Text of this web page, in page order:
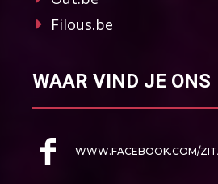
Filous.be
WAAR VIND JE ONS
WWW.FACEBOOK.COM/